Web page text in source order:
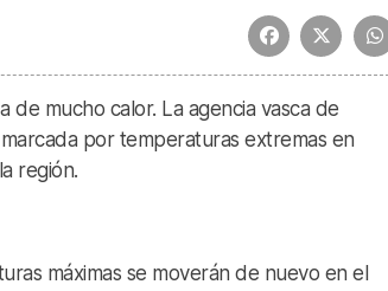
de mucho calor. La agencia vasca de
por temperaturas extremas en
región.
máximas se moverán de nuevo en el